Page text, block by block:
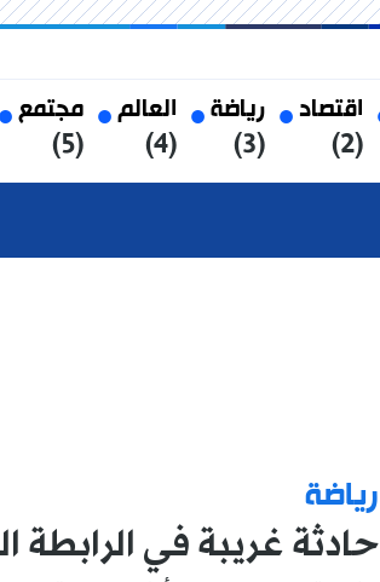
اقتصاد
(2)
رياضة
(3)
العالم
(4)
مجتمع
(5)
رياضة
حادثة غريبة في الرابطة